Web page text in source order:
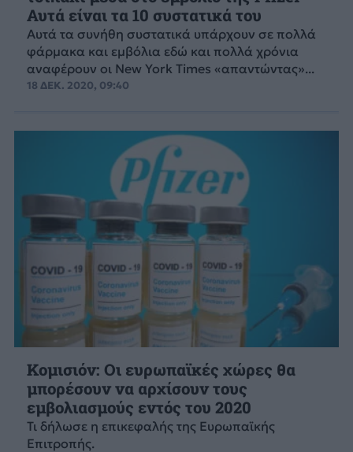
Αυτά είναι τα 10 συστατικά του
Αυτά τα συνήθη συστατικά υπάρχουν σε πολλά
φάρμακα και εμβόλια εδώ και πολλά χρόνια
αναφέρουν οι New York Times «απαντώντας»...
18 ΔΕΚ. 2020, 09:40
Κομισιόν: Οι ευρωπαϊκές χώρες θα
μπορέσουν να αρχίσουν τους
εμβολιασμούς εντός του 2020
Τι δήλωσε η επικεφαλής της Ευρωπαϊκής
Επιτροπής.